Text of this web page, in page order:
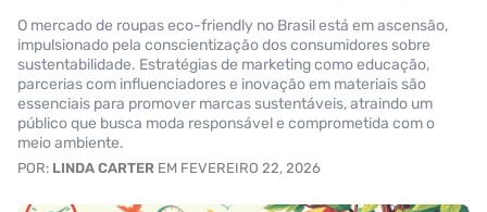
O mercado de roupas eco-friendly no Brasil está em ascensão,
impulsionado pela conscientização dos consumidores sobre
sustentabilidade. Estratégias de marketing como educação,
parcerias com influenciadores e inovação em materiais são
essenciais para promover marcas sustentáveis, atraindo um
público que busca moda responsável e comprometida com o
meio ambiente.
POR: LINDA CARTER EM FEVEREIRO 22, 2026